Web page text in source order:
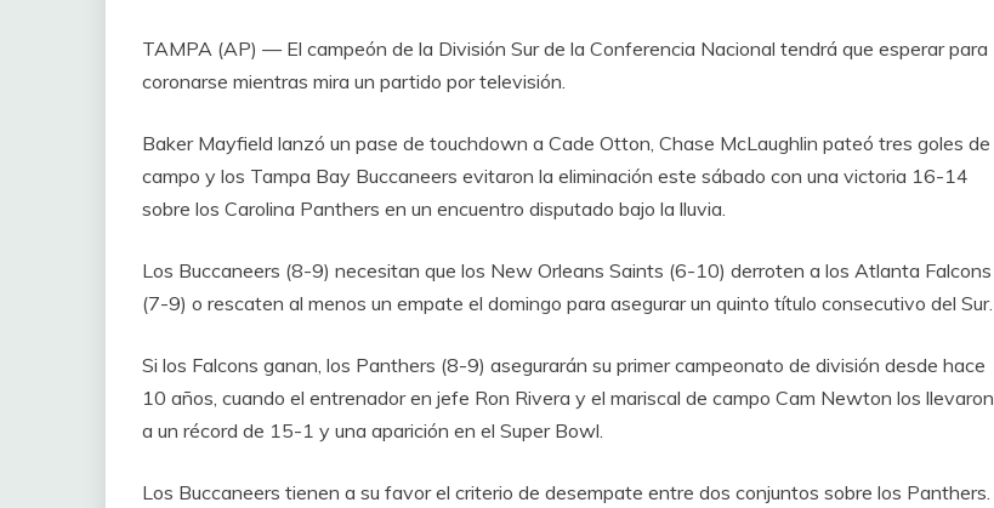
TAMPA (AP) — El campeón de la División Sur de la Conferencia Nacional tendrá que esperar para
coronarse mientras mira un partido por televisión.
Baker Mayfield lanzó un pase de touchdown a Cade Otton, Chase McLaughlin pateó tres goles de
campo y los Tampa Bay Buccaneers evitaron la eliminación este sábado con una victoria 16-14
sobre los Carolina Panthers en un encuentro disputado bajo la lluvia.
Los Buccaneers (8-9) necesitan que los New Orleans Saints (6-10) derroten a los Atlanta Falcons
(7-9) o rescaten al menos un empate el domingo para asegurar un quinto título consecutivo del Sur.
Si los Falcons ganan, los Panthers (8-9) asegurarán su primer campeonato de división desde hace
10 años, cuando el entrenador en jefe Ron Rivera y el mariscal de campo Cam Newton los llevaron
a un récord de 15-1 y una aparición en el Super Bowl.
Los Buccaneers tienen a su favor el criterio de desempate entre dos conjuntos sobre los Panthers.